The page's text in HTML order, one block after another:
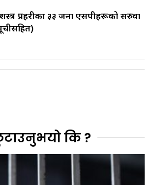
प्रहरीका ३३ जना एसपीहरूको सरुवा
कि ?